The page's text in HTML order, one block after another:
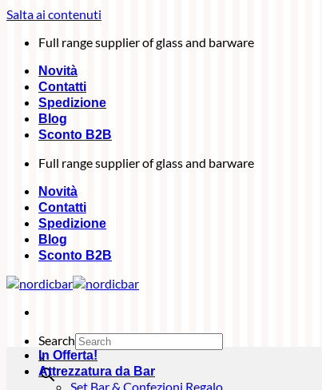
Salta ai contenuti
Full range supplier of glass and barware
Novità
Contatti
Spedizione
Blog
Sconto B2B
Full range supplier of glass and barware
Novità
Contatti
Spedizione
Blog
Sconto B2B
Search
×In Offerta!
Attrezzatura da Bar
Set Bar & Confezioni Regalo